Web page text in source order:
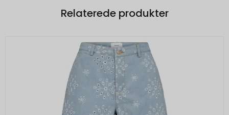
Relaterede produkter